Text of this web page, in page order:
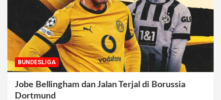
BUNDESLIGA
Jobe Bellingham dan Jalan Terjal di Borussia
Dortmund